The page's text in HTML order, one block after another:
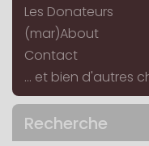
Les Donateurs
(mar)About
Contact
... et bien d'autres
Recherche